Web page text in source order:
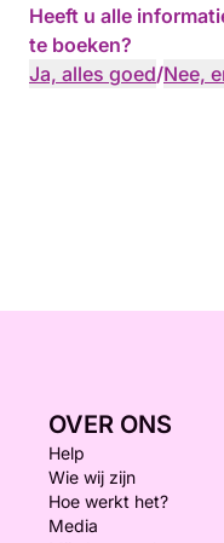
Heeft u alle
te boeken?
Ja, alles goed/Nee,
OVER ONS
Help
Wie wij zijn
Hoe werkt het?
Media